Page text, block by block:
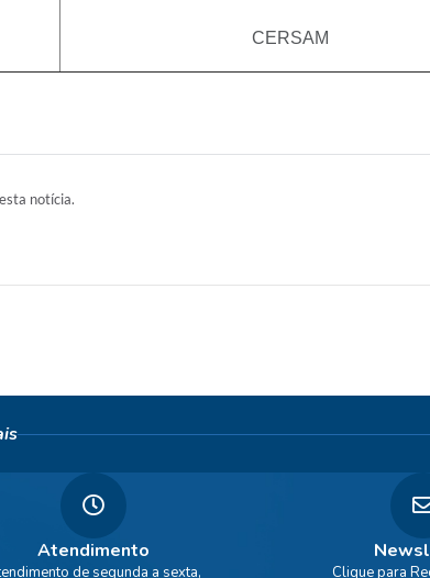
CERSAM
notícia.
Atendimento
de segunda a sexta, Clique para